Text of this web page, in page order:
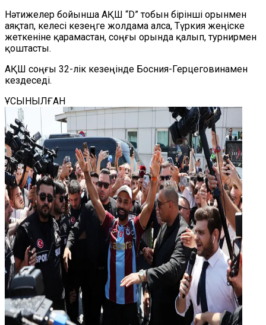
Нәтижелер бойынша АҚШ “D” тобын бірінші орынмен
аяқтап, келесі кезеңге жолдама алса, Түркия жеңіске
жеткеніне қарамастан, соңғы орында қалып, турнирмен
қоштасты.
АҚШ соңғы 32-лік кезеңінде Босния-Герцеговинамен
кездеседі.
ҰСЫНЫЛҒАН